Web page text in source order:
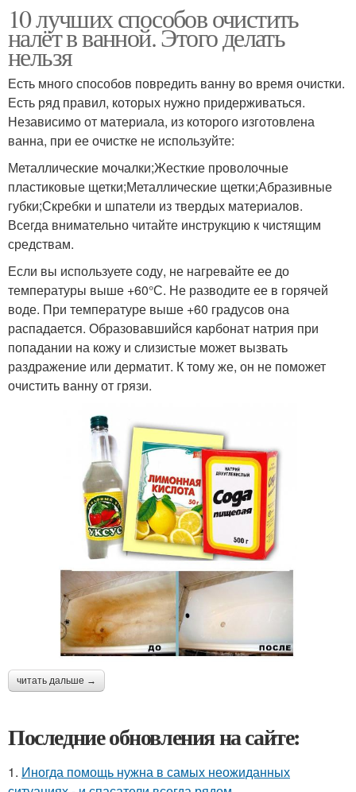
10 лучших способов очистить
налёт в ванной. Этого делать
нельзя
Есть много способов повредить ванну во время очистки.
Есть ряд правил, которых нужно придерживаться.
Независимо от материала, из которого изготовлена
ванна, при ее очистке не используйте:
Металлические мочалки;Жесткие проволочные
пластиковые щетки;Металлические щетки;Абразивные
губки;Скребки и шпатели из твердых материалов.
Всегда внимательно читайте инструкцию к чистящим
средствам.
Если вы используете соду, не нагревайте ее до
температуры выше +60°С. Не разводите ее в горячей
воде. При температуре выше +60 градусов она
распадается. Образовавшийся карбонат натрия при
попадании на кожу и слизистые может вызвать
раздражение или дерматит. К тому же, он не поможет
очистить ванну от грязи.
читать дальше →
Последние обновления на сайте:
1. Иногда помощь нужна в самых неожиданных